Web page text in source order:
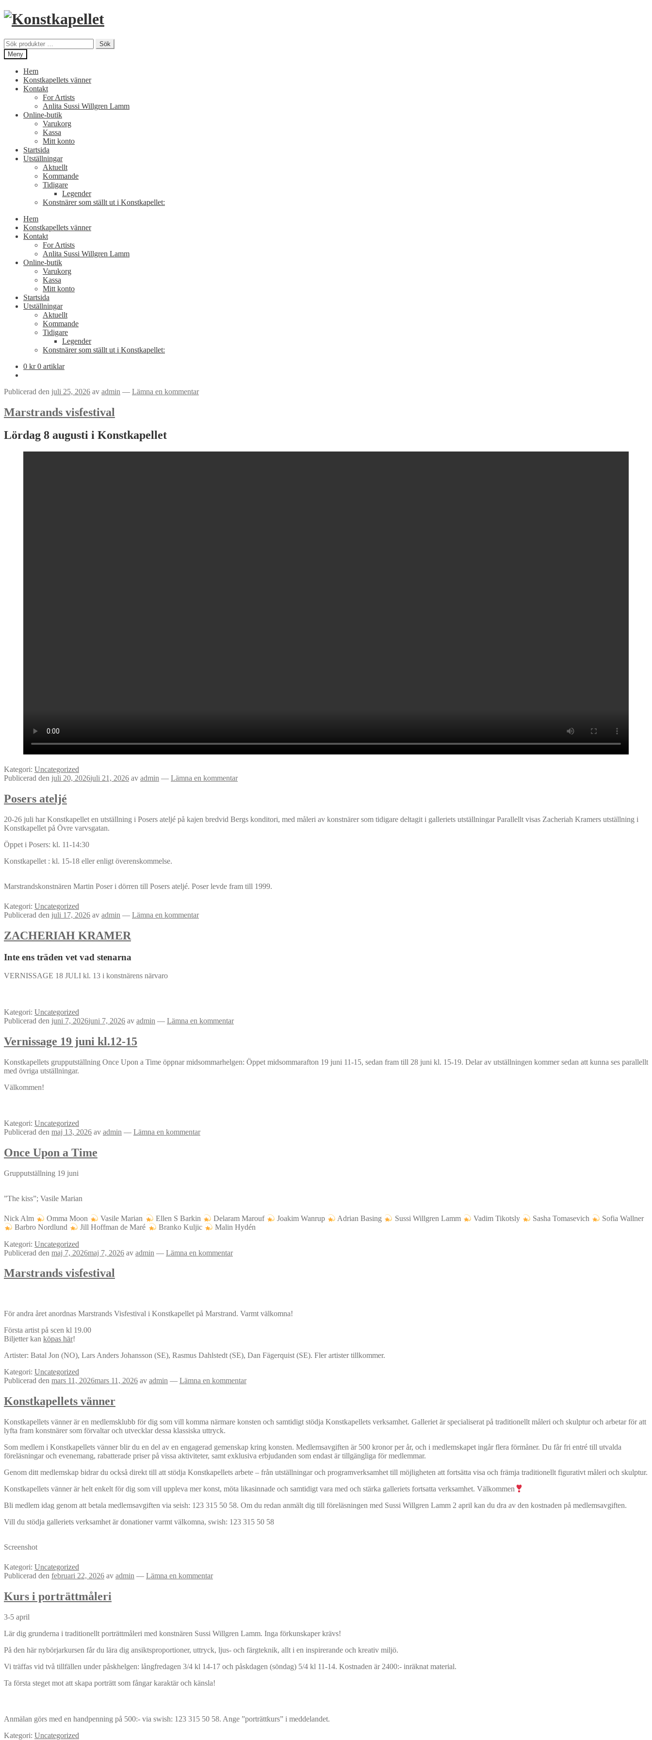
Hoppa
Hoppa
Sök
efter:
Sök
Meny
Hem
Konstkapellets vänner
Kontakt
For Artists
Anlita Sussi Willgren Lamm
Online-butik
Varukorg
Kassa
Mitt konto
Startsida
Utställningar
Aktuellt
Kommande
Tidigare
Legender
Konstnärer som ställt ut i Konstkapellet:
Hem
Konstkapellets vänner
Kontakt
For Artists
Anlita Sussi Willgren Lamm
Online-butik
Varukorg
Kassa
Mitt konto
Startsida
Utställningar
Aktuellt
Kommande
Tidigare
Legender
Konstnärer som ställt ut i Konstkapellet:
0 kr 0 artiklar
Publicerad den juli 25, 2026 av admin — Lämna en kommentar
Marstrands visfestival
Lördag 8 augusti i Konstkapellet
Kategori: Uncategorized
Publicerad den juli 20, 2026juli 21, 2026 av admin — Lämna en kommentar
Posers ateljé
20-26 juli har Konstkapellet en utställning i Posers ateljé på kajen bredvid Bergs konditori, med måleri av konstnärer som tidigare deltagit i galleriets utställningar Parallellt visas Zacheriah Kramers utställning i
Konstkapellet på Övre varvsgatan.
Öppet i Posers: kl. 11-14:30
Konstkapellet : kl. 15-18 eller enligt överenskommelse.
Marstrandskonstnären Martin Poser i dörren till Posers ateljé. Poser levde fram till 1999.
Kategori: Uncategorized
Publicerad den juli 17, 2026 av admin — Lämna en kommentar
ZACHERIAH KRAMER
Inte ens träden vet vad stenarna
VERNISSAGE 18 JULI kl. 13 i konstnärens närvaro
Kategori: Uncategorized
Publicerad den juni 7, 2026juni 7, 2026 av admin — Lämna en kommentar
Vernissage 19 juni kl.12-15
Konstkapellets grupputställning Once Upon a Time öppnar midsommarhelgen: Öppet midsommarafton 19 juni 11-15, sedan fram till 28 juni kl. 15-19. Delar av utställningen kommer sedan att kunna ses parallellt
med övriga utställningar.
Välkommen!
Kategori: Uncategorized
Publicerad den maj 13, 2026 av admin — Lämna en kommentar
Once Upon a Time
Grupputställning 19 juni
”The kiss”; Vasile Marian
Nick Alm Omma Moon Vasile Marian Ellen S Barkin Delaram Marouf Joakim Wanrup Adrian Basing Sussi Willgren Lamm Vadim Tikotsly Sasha Tomasevich
Sofia Wallner
Barbro Nordlund
Jill Hoffman de Maré Branko Kuljic
Malin Hydén
Kategori: Uncategorized
Publicerad den maj 7, 2026maj 7, 2026 av admin — Lämna en kommentar
Marstrands visfestival
För andra året anordnas Marstrands Visfestival i Konstkapellet på Marstrand. Varmt välkomna!
Första artist på scen kl 19.00
Biljetter kan köpas här!
Artister: Batal Jon (NO), Lars Anders Johansson (SE), Rasmus Dahlstedt (SE), Dan Fägerquist (SE). Fler artister tillkommer.
Kategori: Uncategorized
Publicerad den mars 11, 2026mars 11, 2026 av admin — Lämna en kommentar
Konstkapellets vänner
Konstkapellets vänner är en medlemsklubb för dig som vill komma närmare konsten och samtidigt stödja Konstkapellets verksamhet. Galleriet är specialiserat på traditionellt måleri och skulptur och arbetar för att
lyfta fram konstnärer som förvaltar och utvecklar dessa klassiska uttryck.
Som medlem i Konstkapellets vänner blir du en del av en engagerad gemenskap kring konsten. Medlemsavgiften är 500 kronor per år, och i medlemskapet ingår flera förmåner. Du får fri entré till utvalda
föreläsningar och evenemang, rabatterade priser på vissa aktiviteter, samt exklusiva erbjudanden som endast är tillgängliga för medlemmar.
Genom ditt medlemskap bidrar du också direkt till att stödja Konstkapellets arbete – från utställningar och programverksamhet till möjligheten att fortsätta visa och främja traditionellt figurativt måleri och skulptur.
Konstkapellets vänner är helt enkelt för dig som vill uppleva mer konst, möta likasinnade och samtidigt vara med och stärka galleriets fortsatta verksamhet. Välkommen
Bli medlem idag genom att betala medlemsavgiften via seish: 123 315 50 58. Om du redan anmält dig till föreläsningen med Sussi Willgren Lamm 2 april kan du dra av den kostnaden på medlemsavgiften.
Vill du stödja galleriets verksamhet är donationer varmt välkomna, swish: 123 315 50 58
Screenshot
Kategori: Uncategorized
Publicerad den februari 22, 2026 av admin — Lämna en kommentar
Kurs i porträttmåleri
3-5 april
Lär dig grunderna i traditionellt porträttmåleri med konstnären Sussi Willgren Lamm. Inga förkunskaper krävs!
På den här nybörjarkursen får du lära dig ansiktsproportioner, uttryck, ljus- och färgteknik, allt i en inspirerande och kreativ miljö.
Vi träffas vid två tillfällen under påskhelgen: långfredagen 3/4 kl 14-17 och påskdagen (söndag) 5/4 kl 11-14. Kostnaden är 2400:- inräknat material.
Ta första steget mot att skapa porträtt som fångar karaktär och känsla!
Anmälan görs med en handpenning på 500:- via swish: 123 315 50 58. Ange ”porträttkurs” i meddelandet.
Kategori: Uncategorized